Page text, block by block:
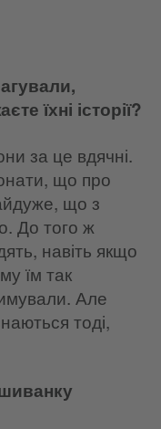
їхні історії?
за це вдячні.
що про
що з
До того ж
навіть якщо
їм так
Але
тоді,